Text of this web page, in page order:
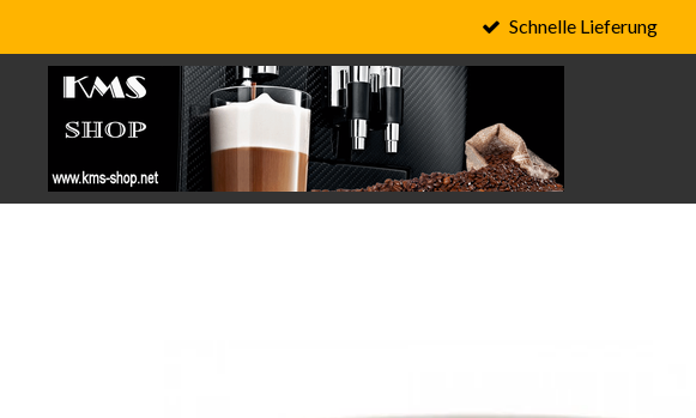
Hauptinhalt
springen
Schnelle Lieferung